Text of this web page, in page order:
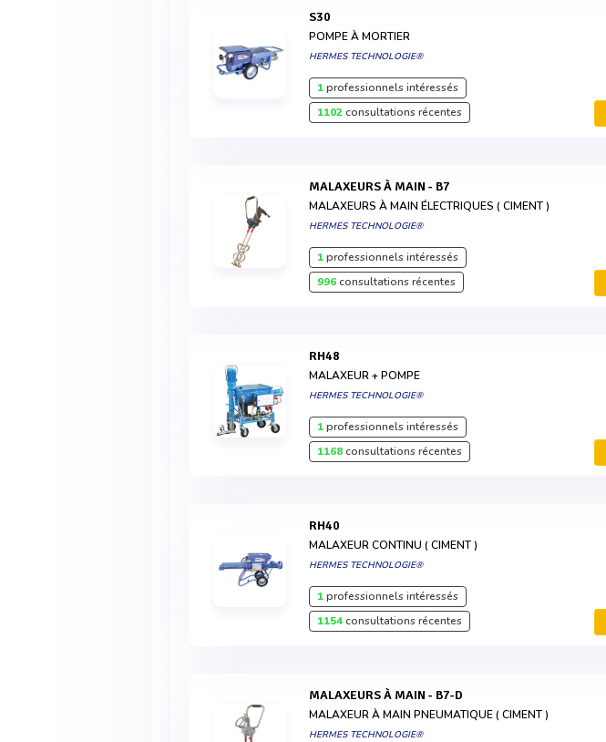
S30
POMPE À MORTIER
HERMES TECHNOLOGIE®
1professionnels intéressés
1102consultations récentes
MALAXEURS À MAIN - B7
MALAXEURS À MAIN ÉLECTRIQUES ( CIMENT )
HERMES TECHNOLOGIE®
1professionnels intéressés
996consultations récentes
RH48
MALAXEUR + POMPE
HERMES TECHNOLOGIE®
1professionnels intéressés
1168consultations récentes
RH40
MALAXEUR CONTINU ( CIMENT )
HERMES TECHNOLOGIE®
1professionnels intéressés
1154consultations récentes
MALAXEURS À MAIN - B7-D
MALAXEUR À MAIN PNEUMATIQUE ( CIMENT )
HERMES TECHNOLOGIE®